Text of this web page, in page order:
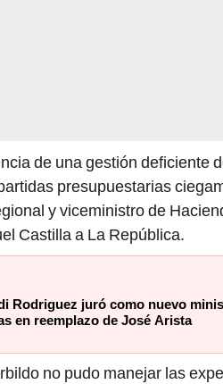
de una gestión deficiente
presupuestarias
y viceministro de
Castilla a La República.
Rodriguez juró como nuevo
en reemplazo de José Arista
no pudo manejar las